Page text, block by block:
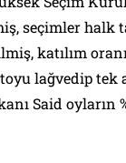
seçimler halk
katılım oranı
lağvedip
Said oyların